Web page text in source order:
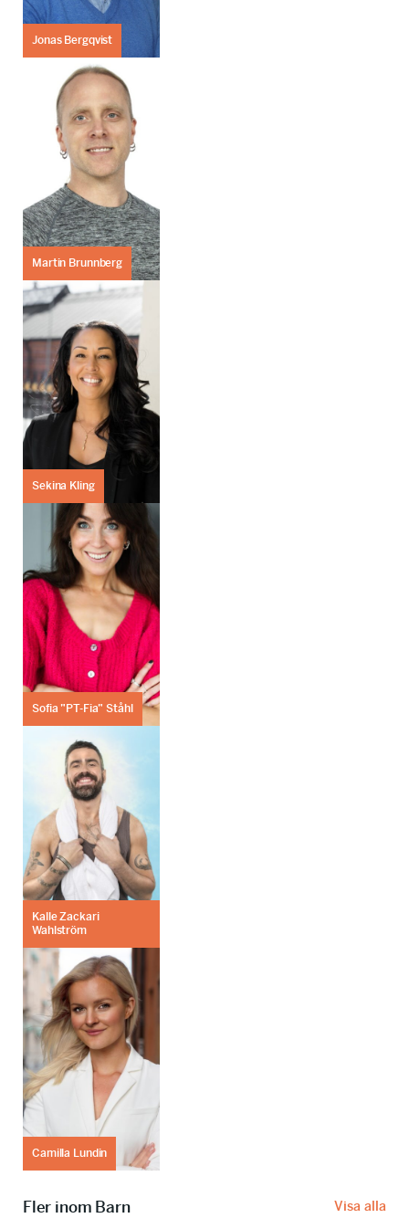
Jonas Bergqvist
Martin Brunnberg
Sekina Kling
Sofia ”PT-Fia” Ståhl
Kalle Zackari
Wahlström
Camilla Lundin
Fler inom Barn Visa alla